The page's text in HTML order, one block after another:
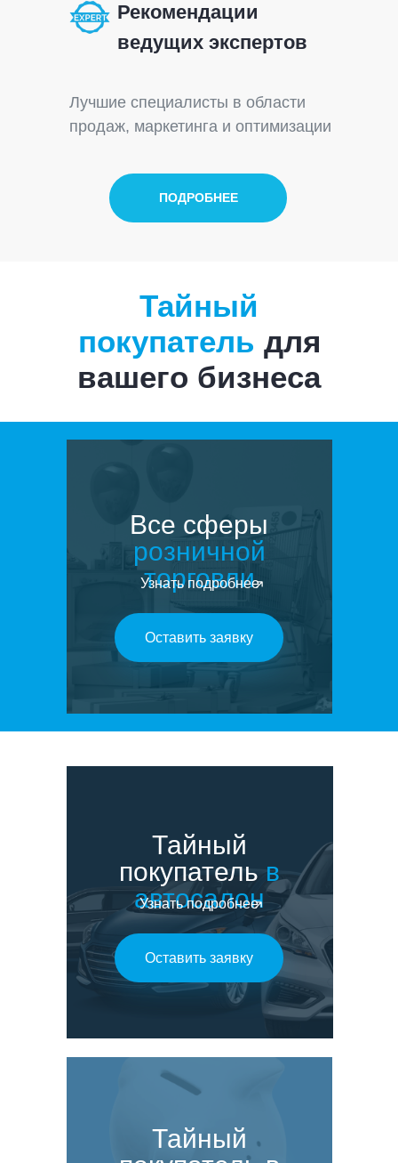
Лучшие специалисты в области
продаж, маркетинга и оптимизации
Рекомендации
ведущих экспертов
ПОДРОБНЕЕ
Тайный
покупатель для
вашего бизнеса
Узнать подробнее
Все сферы
розничной
торговли
Оставить заявку
Узнать подробнее
Тайный
покупатель в
автосалон
Тайный
Оставить заявку